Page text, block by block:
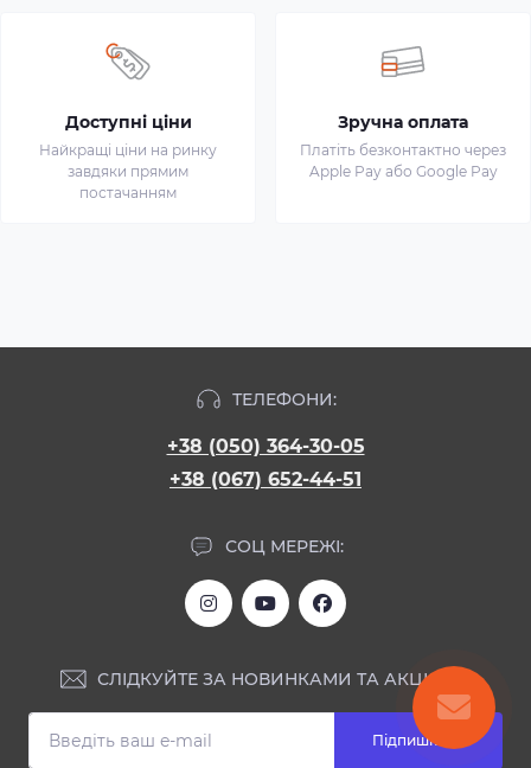
Доступні ціни
Найкращі ціни на ринку
завдяки прямим
постачанням
Зручна оплата
Платіть безконтактно через
Apple Pay або Google Pay
ТЕЛЕФОНИ:
+38 (050) 364-30-05
+38 (067) 652-44-51
СОЦ МЕРЕЖІ:
СЛІДКУЙТЕ ЗА НОВИНКАМИ ТА АКЦІЯМИ:
Підпишіться